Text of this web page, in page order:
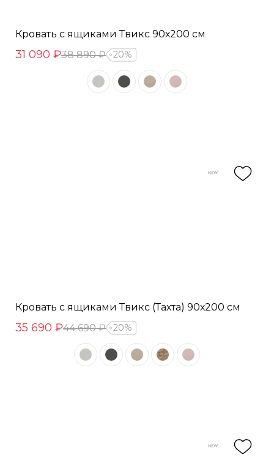
Кровать с ящиками Твикс 90х200 см
31 090 ₽38 890 ₽ 20%
Кровать с ящиками Твикс (Тахта) 90х200 см
35 690 ₽44 690 ₽ 20%